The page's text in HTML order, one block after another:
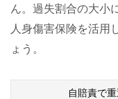
ん。過失割合の大小
人身傷害保険を活用
ょう。
自賠責で